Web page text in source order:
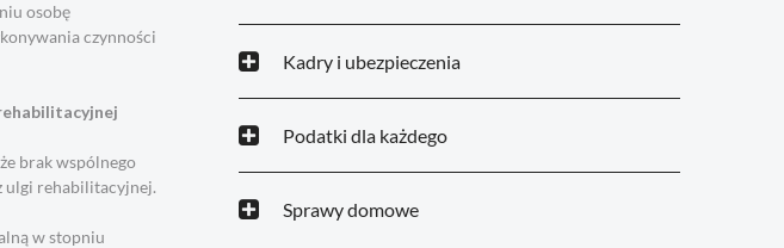
osobę
czynności
brak wspólnego
ulgi rehabilitacyjnej.
w stopniu
Kadry i ubezpieczenia
Podatki dla każdego
Sprawy domowe